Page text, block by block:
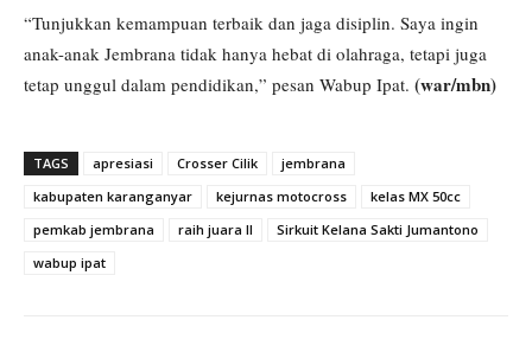
“Tunjukkan kemampuan terbaik dan jaga disiplin. Saya ingin
anak-anak Jembrana tidak hanya hebat di olahraga, tetapi juga
tetap unggul dalam pendidikan,” pesan Wabup Ipat. (war/mbn)
TAGS apresiasi Crosser Cilik
jembrana
kabupaten karanganyar
kejurnas motocross
kelas MX 50cc
pemkab jembrana
raih juara II
Sirkuit Kelana Sakti Jumantono
wabup ipat